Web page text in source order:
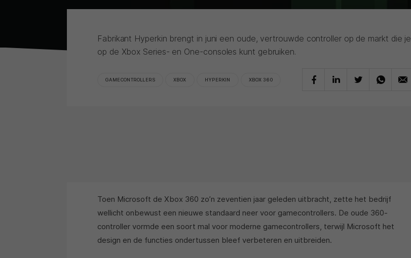
Fabrikant Hyperkin brengt in juni een oude, vertrouwde controller op de markt die je
op de Xbox Series- en One-consoles kunt gebruiken.
GAMECONTROLLERS XBOX HYPERKIN XBOX 360
Toen Microsoft de Xbox 360 zo’n zeventien jaar geleden uitbracht, zette het bedrijf
wellicht onbewust een nieuwe standaard neer voor gamecontrollers. De oude 360-
controller vormde een soort mal voor moderne gamecontrollers, terwijl Microsoft het
design en de functies ondertussen bleef verbeteren en uitbreiden.